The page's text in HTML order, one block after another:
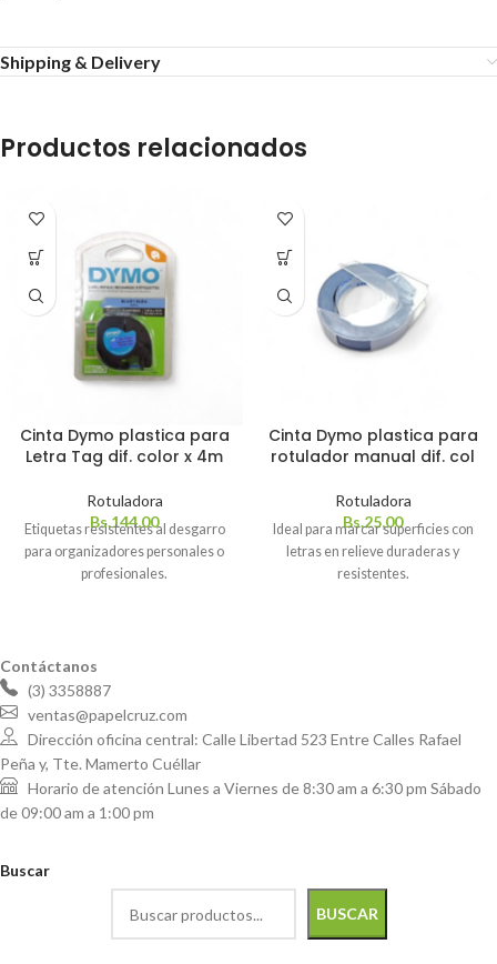
Shipping & Delivery
Productos relacionados
Cinta Dymo plastica para
Letra Tag dif. color x 4m
Rotuladora
Bs.144,00
Etiquetas resistentes al desgarro
para organizadores personales o
profesionales.
Cinta Dymo plastica para
rotulador manual dif. col
Rotuladora
Bs.25,00
Ideal para marcar superficies con
letras en relieve duraderas y
resistentes.
Contáctanos
(3) 3358887
ventas@papelcruz.com
Dirección oficina central: Calle Libertad 523 Entre Calles Rafael
Peña y, Tte. Mamerto Cuéllar
Horario de atención Lunes a Viernes de 8:30 am a 6:30 pm Sábado
de 09:00 am a 1:00 pm
Buscar
BUSCAR